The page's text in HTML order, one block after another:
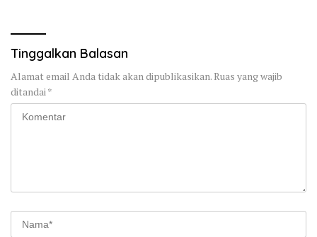
Tinggalkan Balasan
Alamat email Anda tidak akan dipublikasikan.Ruas yang wajib
ditandai*